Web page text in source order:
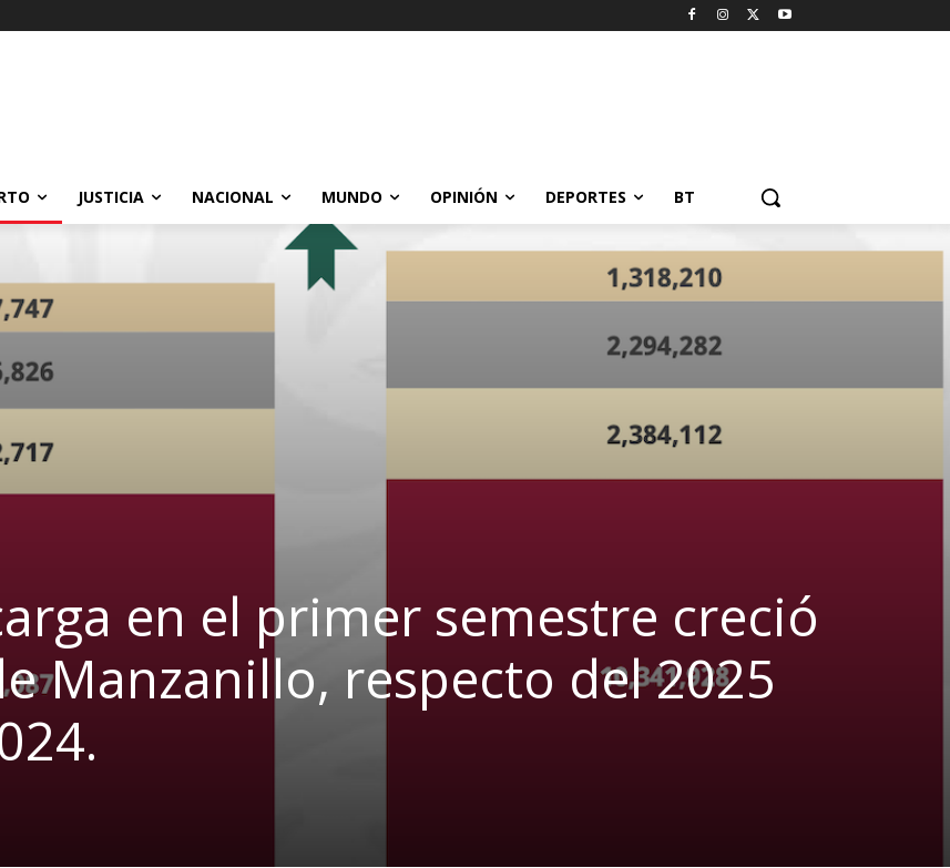
JUSTICIA NACIONAL MUNDO OPINIÓN DEPORTES BT
en el primer semestre creció
Manzanillo, respecto del 2025